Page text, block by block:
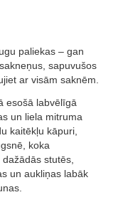
paliekas – gan
sapuvušos
ar visām saknēm.
esošā labvēlīgā
un liela mitruma
kaitēkļu kāpuri,
koka
stutēs,
un aukliņas labāk